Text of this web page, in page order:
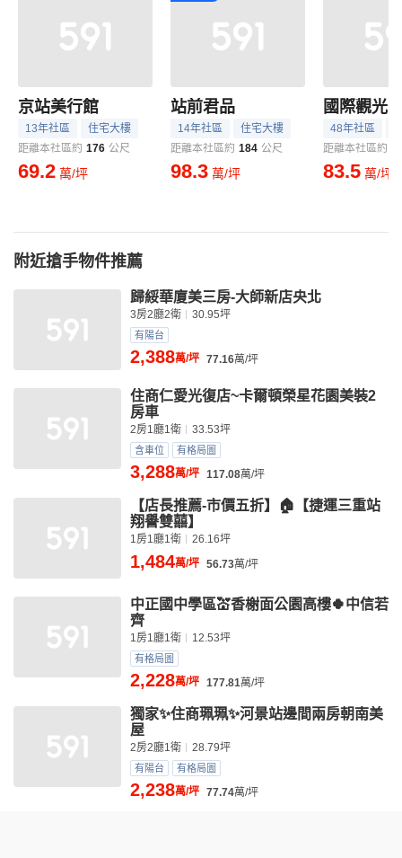
京站美行館
13年社區
住宅大樓
距離本社區約 176 公尺
69.2 萬/坪
站前君品
14年社區
住宅大樓
距離本社區約 184 公尺
98.3 萬/坪
國際觀光
48年社區
距離本社區約
83.5 萬/坪
附近搶手物件推薦
歸綏華廈美三房-大師新店央北
3房2廳2衛 30.95坪
有陽台
2,388萬/坪 77.16萬/坪
住商仁愛光復店~卡爾頓榮星花園美裝2
房車
2房1廳1衛 33.53坪
含車位 有格局圖
3,288萬/坪 117.08萬/坪
【店長推薦-市價五折】🏠【捷運三重站
翔譽雙囍】
1房1廳1衛 26.16坪
1,484萬/坪 56.73萬/坪
中正國中學區💒香榭面公園高樓🍀中信若
齊
1房1廳1衛 12.53坪
有格局圖
2,228萬/坪 177.81萬/坪
獨家✨住商珮珮✨河景站邊間兩房朝南美
屋
2房2廳1衛 28.79坪
有陽台 有格局圖
2,238萬/坪 77.74萬/坪